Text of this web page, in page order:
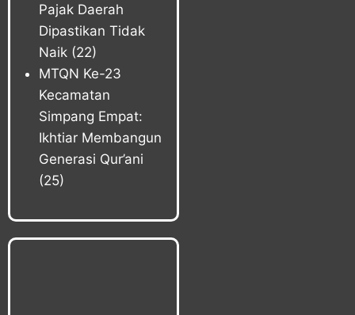
Pajak Daerah
Dipastikan Tidak
Naik (22)
MTQN Ke-23
Kecamatan
Simpang Empat:
Ikhtiar Membangun
Generasi Qur’ani
(25)